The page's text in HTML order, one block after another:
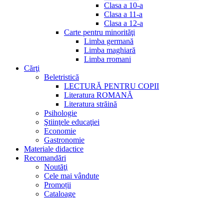
Clasa a 10-a
Clasa a 11-a
Clasa a 12-a
Carte pentru minorităţi
Limba germană
Limba maghiară
Limba rromani
Cărţi
Beletristică
LECTURĂ PENTRU COPII
Literatura ROMANĂ
Literatura străină
Psihologie
Ştiinţele educaţiei
Economie
Gastronomie
Materiale didactice
Recomandări
Noutăţi
Cele mai vândute
Promoții
Cataloage